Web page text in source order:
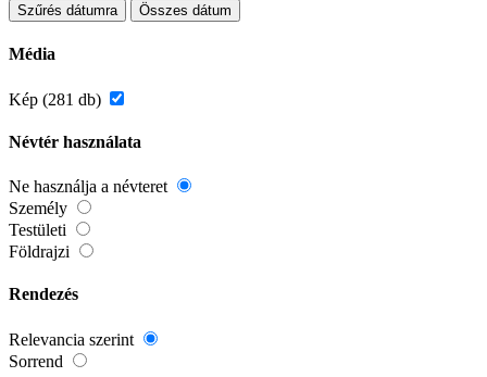
Szűrés dátumra Összes dátum
Média
Kép (281 db)
Névtér használata
Ne használja a névteret
Személy
Testületi
Földrajzi
Rendezés
Relevancia szerint
Sorrend